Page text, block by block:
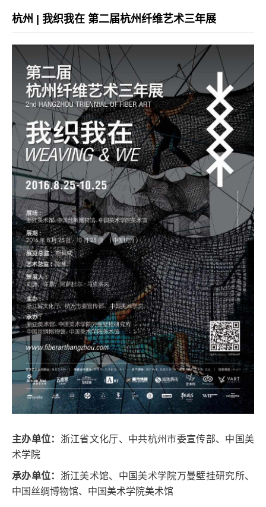
杭州 | 我织我在 第二届杭州纤维艺术三年展
主办单位： 浙江省文化厅、中共杭州市委宣传部、中国美
术学院
承办单位： 浙江美术馆、中国美术学院万曼壁挂研究所、
中国丝绸博物馆、中国美术学院美术馆